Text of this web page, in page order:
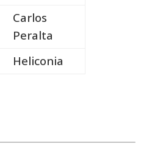
Carlos
Peralta
Heliconia